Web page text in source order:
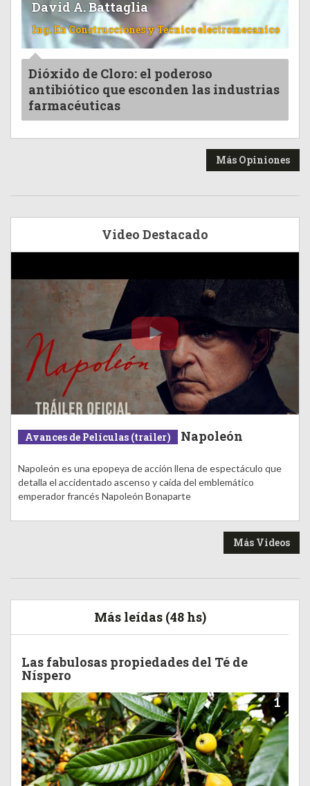
David A. Battaglia
Ing. En Construcciones y Tecnico electromecanico
Dióxido de Cloro: el poderoso
antibiótico que esconden las industrias
farmacéuticas
Más Opiniones
Video Destacado
Avances de Películas (trailer) Napoleón
Napoleón es una epopeya de acción llena de espectáculo que
detalla el accidentado ascenso y caída del emblemático
emperador francés Napoleón Bonaparte
Más Videos
Más leídas (48 hs)
Las fabulosas propiedades del Té de
Níspero
1